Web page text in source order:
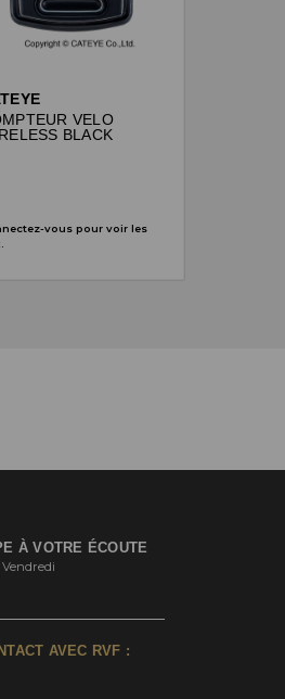
VELO
BLACK
vous pour voir les
À VOTRE ÉCOUTE
AVEC RVF :